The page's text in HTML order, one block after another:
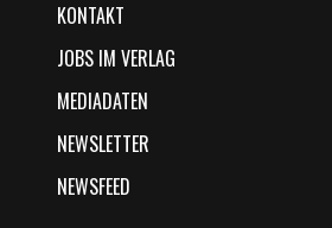
KONTAKT
JOBS IM VERLAG
MEDIADATEN
NEWSLETTER
NEWSFEED